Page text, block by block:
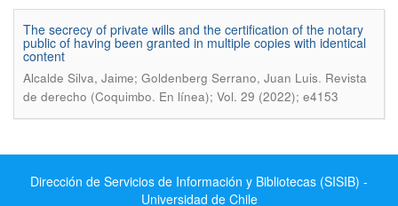
The secrecy of private wills and the certification of the notary
public of having been granted in multiple copies with identical
content
Alcalde Silva, Jaime; Goldenberg Serrano, Juan Luis. Revista
de derecho (Coquimbo. En línea); Vol. 29 (2022); e4153
Dirección de Servicios de Información y Bibliotecas (SISIB) -
Universidad de Chile